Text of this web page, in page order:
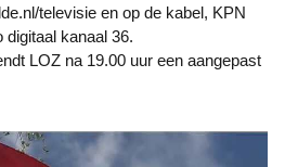
televisie en op de kabel, KPN
digitaal kanaal 36.
LOZ na 19.00 uur een aangepast